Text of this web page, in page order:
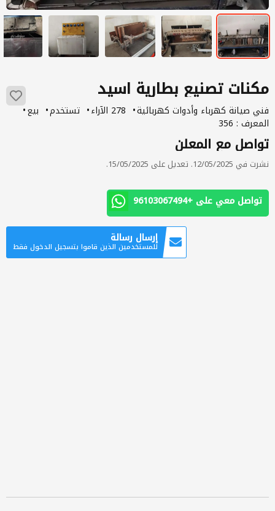
مكنات تصنيع بطارية اسيد
فني صيانة كهرباء وأدوات كهربائية 278 الآراء تستخدم بيع
المعرف : 356
تواصل مع المعلن
نشرت في 12/05/2025. تعديل على 15/05/2025.
تواصل معي على +96103067494
إرسال رسالة
للمستخدمين الذين قاموا بتسجيل الدخول فقط